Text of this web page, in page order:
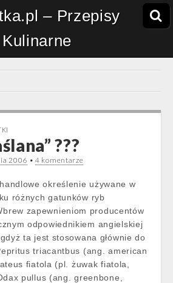
– Przepisy
Kulinarne
???
2006 •4 komentarze
określenie używane w
różnych gatunków ryb
zapewnieniom producentów
odpowiednikiem angielskiej
ta jest stosowana głównie do
triacantbus (ang. american
fiatola (pl. żuwak fiatola,
pullus (ang. greenbone,